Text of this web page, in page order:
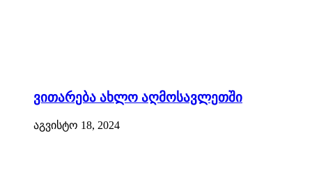
ვითარება ახლო აღმოსავლეთში
აგვისტო 18, 2024